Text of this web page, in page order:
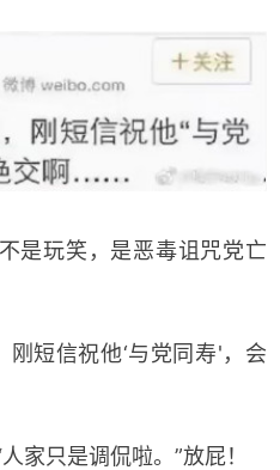
玩笑，是恶毒诅咒党亡
短信祝他‘与党同寿'，会
只是调侃啦。”放屁！